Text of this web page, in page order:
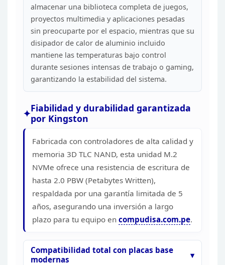
almacenar una biblioteca completa de juegos,
proyectos multimedia y aplicaciones pesadas
sin preocuparte por el espacio, mientras que su
disipador de calor de aluminio incluido
mantiene las temperaturas bajo control
durante sesiones intensas de trabajo o gaming,
garantizando la estabilidad del sistema.
Fiabilidad y durabilidad garantizada
por Kingston
Fabricada con controladores de alta calidad y
memoria 3D TLC NAND, esta unidad M.2
NVMe ofrece una resistencia de escritura de
hasta 2.0 PBW (Petabytes Written),
respaldada por una garantía limitada de 5
años, asegurando una inversión a largo
plazo para tu equipo en compudisa.com.pe.
Compatibilidad total con placas base
modernas